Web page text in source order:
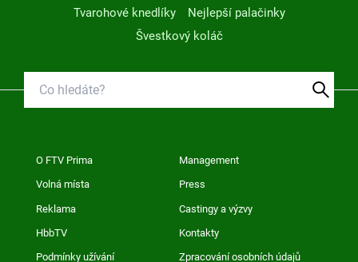
Tvarohové knedlíky
Nejlepší palačinky
Švestkový koláč
O FTV Prima Management
Volná místa Press
Reklama Castingy a výzvy
HbbTV Kontakty
Podmínky užívání Zpracování osobních údajů